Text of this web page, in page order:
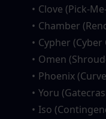
Clove (Pick-
Chamber
Cypher (Cyber
Omen
Phoenix
Yoru
Iso